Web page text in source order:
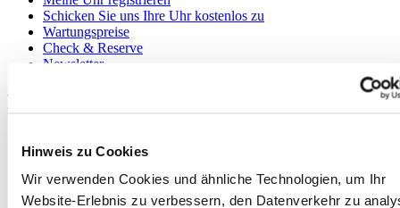
Hinweis zu Cookies
Wir verwenden Cookies und ähnliche Technologien, um Ihr
Website-Erlebnis zu verbessern, den Datenverkehr zu
Schicken Sie uns Ihre Uhr kostenlos zu
Wartungspreise
Check & Reserve
Newsletter
Rechtliches
Datenschutzerklärung
Hinweis zu Cookies
Verkaufsbedingungen und Konditionen